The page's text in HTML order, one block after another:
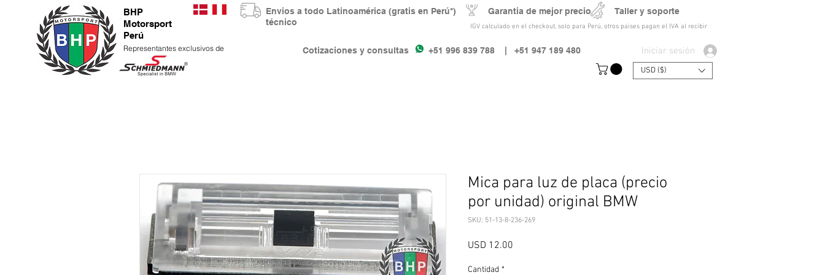
IGV calculado en el checkout, solo para Perú, otros paises pagan el IVA al recibir
BHP
Motorsport
Perú
Iniciar sesión
Representantes exclusivos de Cotizaciones y consultas +51 996 839 788 | +51 947 189 480
USD ($)
Envios a todo Latinoamérica (gratis en Perú*) Garantia de mejor precio Taller y soporte
técnico
Mica para luz de placa (precio
por unidad) original BMW
SKU: 51-13-8-236-269
USD 12.00
Cantidad *